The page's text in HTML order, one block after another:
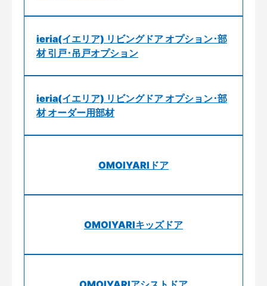
ieria(イエリア) リビングドア オプション･部
材 引戸･吊戸オプション
ieria(イエリア) リビングドア オプション･部
材 オーダー用部材
OMOIYARIドア
OMOIYARIキッズドア